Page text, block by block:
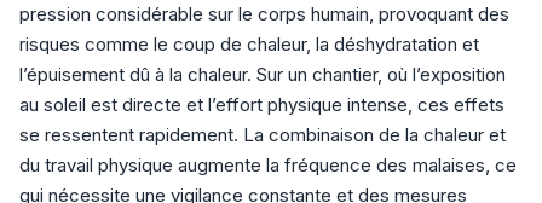
pression considérable sur le corps humain, provoquant des
risques comme le coup de chaleur, la déshydratation et
l’épuisement dû à la chaleur. Sur un chantier, où l’exposition
au soleil est directe et l’effort physique intense, ces effets
se ressentent rapidement. La combinaison de la chaleur et
du travail physique augmente la fréquence des malaises, ce
qui nécessite une vigilance constante et des mesures